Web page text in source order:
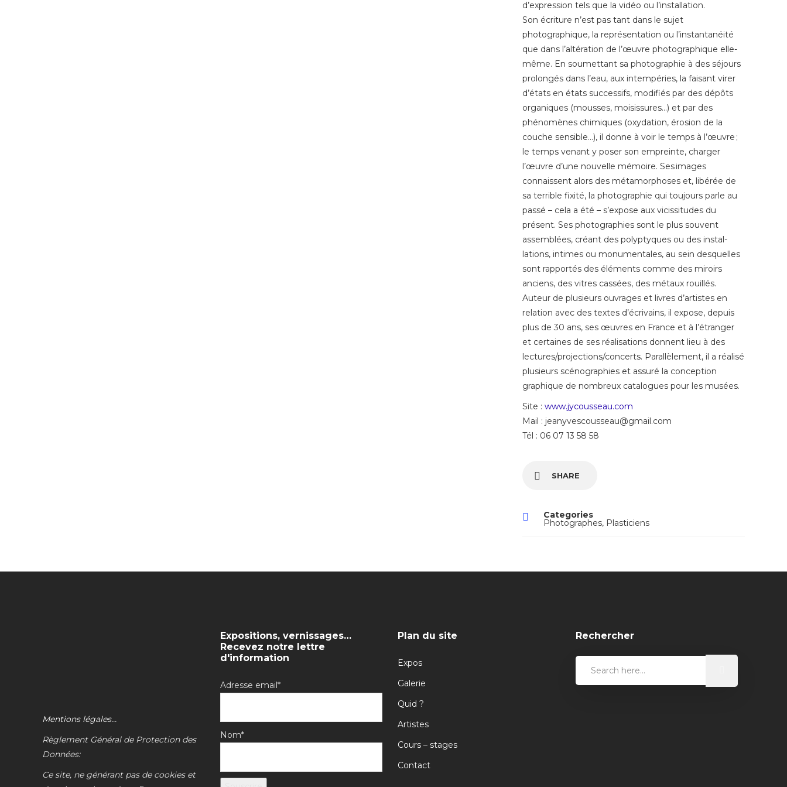
d’expression tels que la vidéo ou l’installation.
Son écriture n’est pas tant dans le sujet
photographique, la représentation ou l’instantanéité
que dans l’altération de l’œuvre photographique elle-
même. En soumettant sa photographie à des séjours
prolongés dans l’eau, aux intempéries, la faisant virer
d’états en états successifs, modifiés par des dépôts
organiques (mousses, moisissures…) et par des
phénomènes chimiques (oxydation, érosion de la
couche sensible…), il donne à voir le temps à l’œuvre ;
le temps venant y poser son empreinte, charger
l’œuvre d’une nouvelle mémoire. Ses images
connaissent alors des métamorphoses et, libérée de
sa terrible fixité, la photographie qui toujours parle au
passé – cela a été – s’expose aux vicissitudes du
présent. Ses photographies sont le plus souvent
assemblées, créant des polyptyques ou des instal­
lations, intimes ou monumentales, au sein desquelles
sont rapportés des éléments comme des miroirs
anciens, des vitres cassées, des métaux rouillés.
Auteur de plusieurs ouvrages et livres d’artistes en
relation avec des textes d’écrivains, il expose, depuis
plus de 30 ans, ses œuvres en France et à l’étranger
et certaines de ses réalisations donnent lieu à des
lectures/projections/concerts. Parallèlement, il a réalisé
plusieurs scénographies et assuré la conception
graphique de nombreux catalogues pour les musées.
Site : www.jycousseau.com
Mail : jeanyvescousseau@gmail.com
Tél : 06 07 13 58 58
SHARE
Categories
Photographes, Plasticiens
Mentions légales…
Règlement Général de Protection des
Données:
Ce site, ne générant pas de cookies et
Expositions, vernissages…
Recevez notre lettre
d'information
Adresse email*
Nom*
Plan du site
Expos
Galerie
Quid ?
Artistes
Cours – stages
Contact
Rechercher